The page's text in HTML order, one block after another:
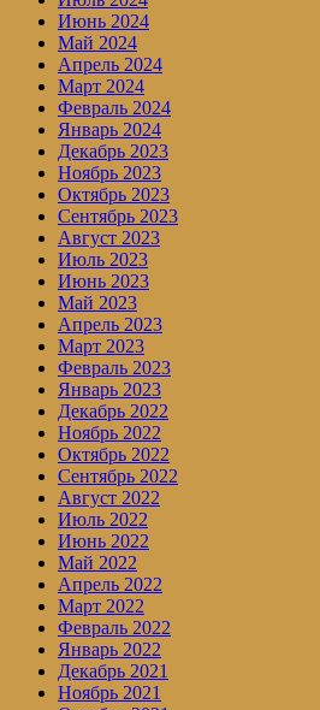
Июнь 2024
Май 2024
Апрель 2024
Март 2024
Февраль 2024
Январь 2024
Декабрь 2023
Ноябрь 2023
Октябрь 2023
Сентябрь 2023
Август 2023
Июль 2023
Июнь 2023
Май 2023
Апрель 2023
Март 2023
Февраль 2023
Январь 2023
Декабрь 2022
Ноябрь 2022
Октябрь 2022
Сентябрь 2022
Август 2022
Июль 2022
Июнь 2022
Май 2022
Апрель 2022
Март 2022
Февраль 2022
Январь 2022
Декабрь 2021
Ноябрь 2021